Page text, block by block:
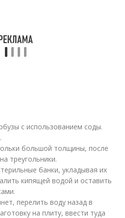
с использованием соды.
большой толщины, после
треугольники.
банки, укладывая их
кипящей водой и оставить
перелить воду назад в
на плиту, ввести туда